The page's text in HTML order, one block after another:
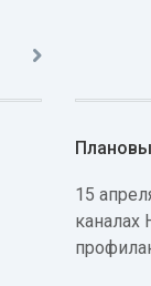
15
каналах